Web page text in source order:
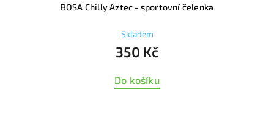
BOSA Chilly Aztec - sportovní čelenka
Skladem
350 Kč
Do košíku